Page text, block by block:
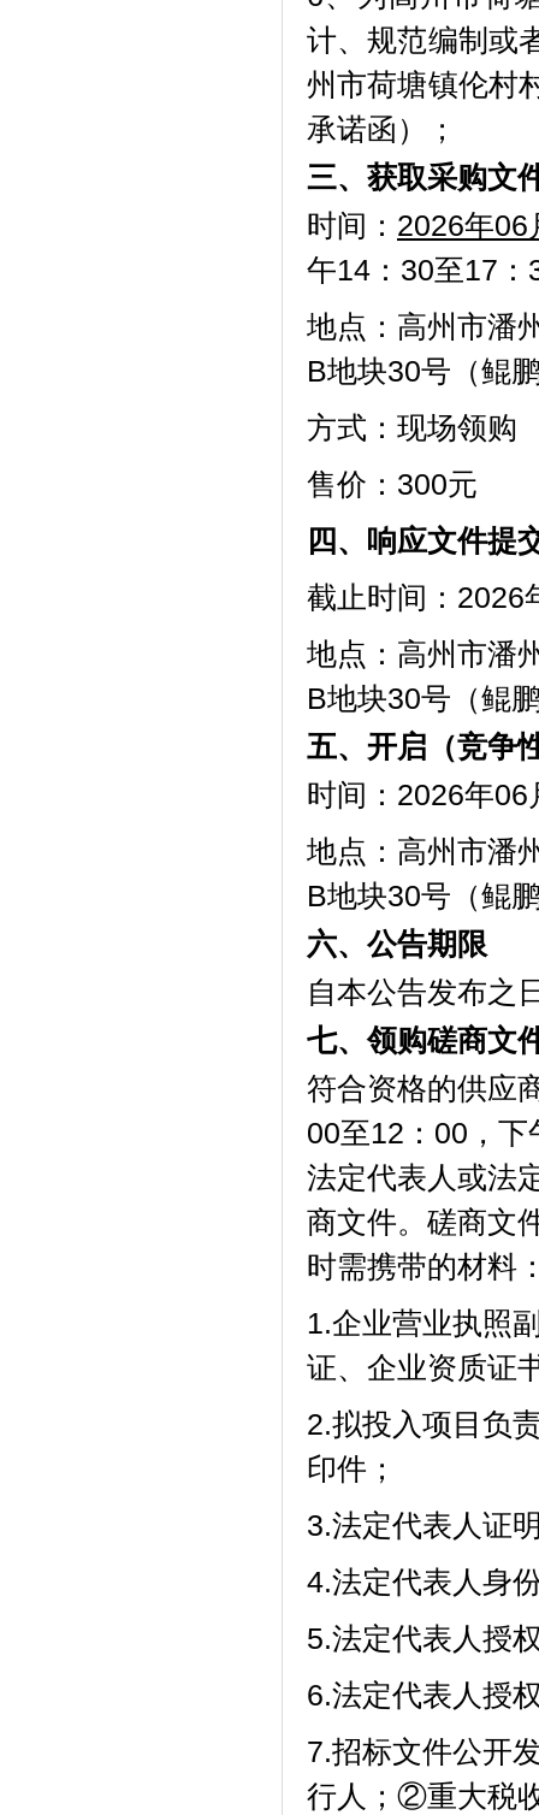
计、规范编制或
州市荷塘镇伦村
承诺函）；
三、获取采购文
时间： 2026年06
午14：30至17：
地点：高州市潘
B地块30号（鲲
方式：现场领购
售价： 300元
四、响应文件提
截止时间：2026
地点：高州市潘
B地块30号（鲲
五、开启（竞争
时间：2026年
地点：高州市潘
B地块30号（鲲
六、公告期限
自本公告发布之
七、领购磋商文
符合资格的供应
00至12：00，
法定代表人或法
商文件。磋商文
时需携带的材料
1.企业营业执照
证、企业资质证
2.拟投入项目负
印件；
3.法定代表人证
4.法定代表人身
5.法定代表人授
6.法定代表人授
7.招标文件公开
行人；②重大税